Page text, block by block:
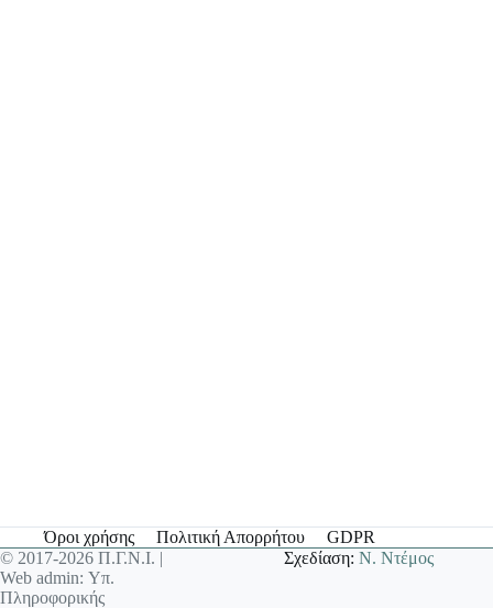
Όροι χρήσης Πολιτική Απορρήτου
GDPR
© 2017-2026 Π.Γ.Ν.Ι. |
Web admin: Υπ.
Πληροφορικής
Σχεδίαση:Ν. Ντέμος